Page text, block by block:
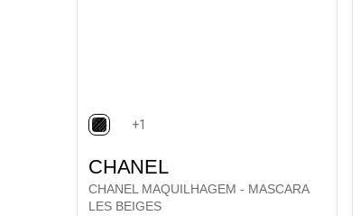
selected
+1
CHANEL
CHANEL MAQUILHAGEM - MASCARA
LES BEIGES